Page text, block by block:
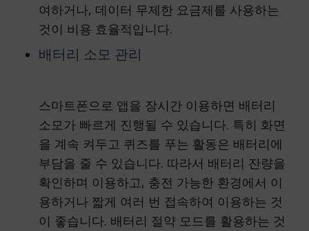
여하거나, 데이터 무제한 요금제를 사용하는
것이 비용 효율적입니다.
배터리 소모 관리
스마트폰으로 앱을 장시간 이용하면 배터리
소모가 빠르게 진행될 수 있습니다. 특히 화면
을 계속 켜두고 퀴즈를 푸는 활동은 배터리에
부담을 줄 수 있습니다. 따라서 배터리 잔량을
확인하며 이용하고, 충전 가능한 환경에서 이
용하거나 짧게 여러 번 접속하여 이용하는 것
이 좋습니다. 배터리 절약 모드를 활용하는 것